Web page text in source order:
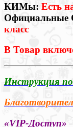
КИМы: Есть
Официальные
класс
В Товар
Инструкция
«VIP-Доступ»